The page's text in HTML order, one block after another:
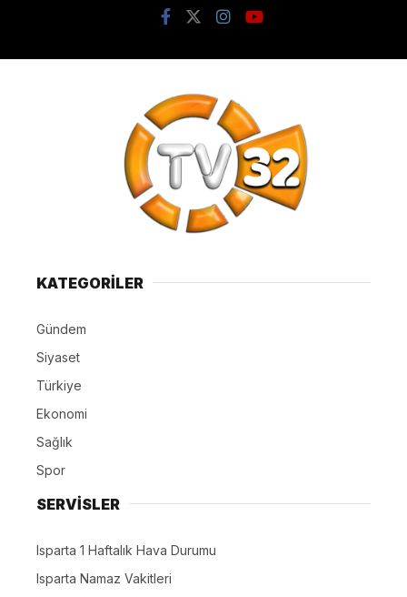
KATEGORİLER
Gündem
Siyaset
Türkiye
Ekonomi
Sağlık
Spor
SERVİSLER
Isparta 1 Haftalık Hava Durumu
Isparta Namaz Vakitleri